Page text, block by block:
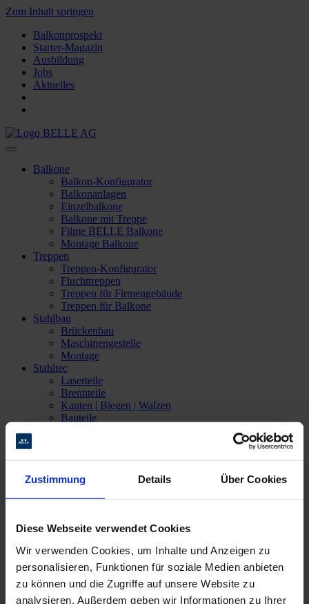
Zustimmung Details Über Cookies
Diese Webseite verwendet Cookies
Wir verwenden Cookies, um Inhalte und Anzeigen zu
personalisieren, Funktionen für soziale Medien anbieten
zu können und die Zugriffe auf unsere Website zu
analysieren. Außerdem geben wir Informationen zu Ihrer
Zum Inhalt springen
Balkonprospekt
Starter-Magazin
Ausbildung
Jobs
Aktuelles
Balkone
Balkon-Konfigurator
Balkonanlagen
Einzelbalkone
Balkone mit Treppe
Filme BELLE Balkone
Montage Balkone
Treppen
Treppen-Konfigurator
Fluchttreppen
Treppen für Firmengebäude
Treppen für Balkone
Stahlbau
Brückenbau
Maschinengestelle
Montage
Stahltec
Laserteile
Brennteile
Kanten | Biegen | Walzen
Bauteile
BELLE engagiert sich
Jobs
Ausbildung
STARTER-Magazin
Aktuelles